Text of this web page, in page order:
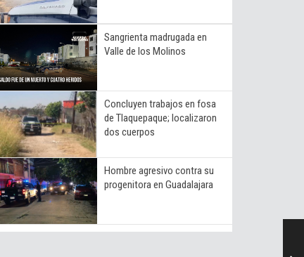
Sangrienta madrugada en
Valle de los Molinos
Concluyen trabajos en fosa
de Tlaquepaque; localizaron
dos cuerpos
Hombre agresivo contra su
progenitora en Guadalajara